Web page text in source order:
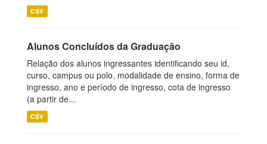
CSV
Alunos Concluídos da Graduação
Relação dos alunos ingressantes identificando seu id,
curso, campus ou polo, modalidade de ensino, forma de
ingresso, ano e período de ingresso, cota de ingresso
(a partir de...
CSV